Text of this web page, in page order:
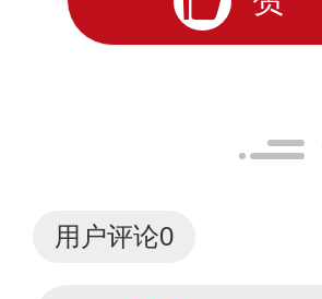
用户评论0